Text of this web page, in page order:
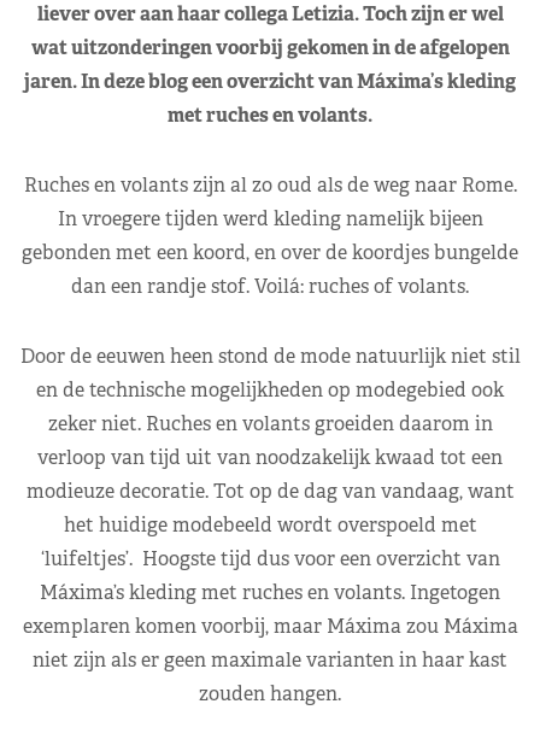
liever over aan haar collega Letizia. Toch zijn er wel
wat uitzonderingen voorbij gekomen in de afgelopen
jaren. In deze blog een overzicht van Máxima’s kleding
met ruches en volants.
Ruches en volants zijn al zo oud als de weg naar Rome.
In vroegere tijden werd kleding namelijk bijeen
gebonden met een koord, en over de koordjes bungelde
dan een randje stof. Voilá: ruches of volants.
Door de eeuwen heen stond de mode natuurlijk niet stil
en de technische mogelijkheden op modegebied ook
zeker niet. Ruches en volants groeiden daarom in
verloop van tijd uit van noodzakelijk kwaad tot een
modieuze decoratie. Tot op de dag van vandaag, want
het huidige modebeeld wordt overspoeld met
‘luifeltjes’. Hoogste tijd dus voor een overzicht van
Máxima’s kleding met ruches en volants. Ingetogen
exemplaren komen voorbij, maar Máxima zou Máxima
niet zijn als er geen maximale varianten in haar kast
zouden hangen.